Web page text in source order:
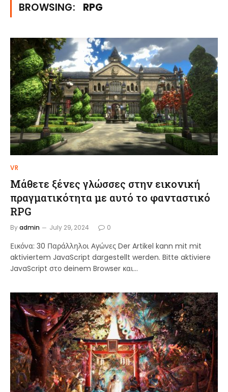
BROWSING: RPG
VR
Μάθετε ξένες γλώσσες στην εικονική
πραγματικότητα με αυτό το φανταστικό
RPG
Byadmin July 29, 2024 0
Εικόνα: 30 Παράλληλοι Αγώνες Der Artikel kann mit mit
aktiviertem JavaScript dargestellt werden. Bitte aktiviere
JavaScript στο deinem Browser και…